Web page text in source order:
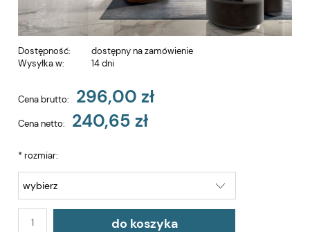
Dostępność:
dostępny na zamówienie
Wysyłka w:
14 dni
Cena brutto: 296,00 zł
Cena netto: 240,65 zł
*rozmiar:
do koszyka